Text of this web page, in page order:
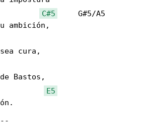
C#5
     G#5/A5
cura,
Bastos,
E5